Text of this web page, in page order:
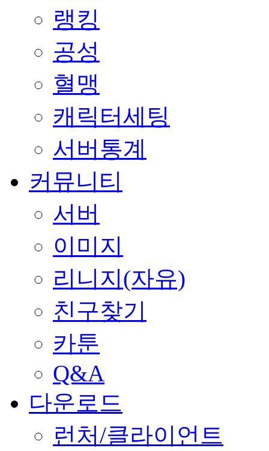
랭킹
공성
혈맹
캐릭터세팅
서버통계
커뮤니티
서버
이미지
리니지(자유)
친구찾기
카툰
Q&A
다운로드
런처/클라이언트